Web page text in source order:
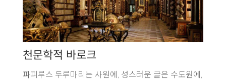
천문학적 바로크
파피루스 두루마리는 사원에, 성스러운 글은 수도원에,